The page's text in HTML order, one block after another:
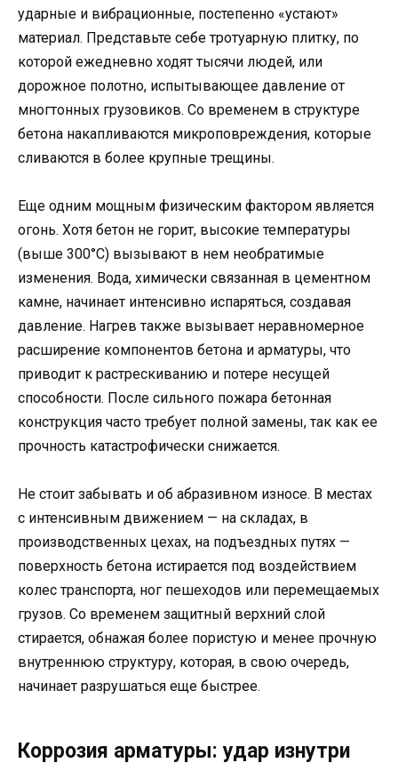
ударные и вибрационные, постепенно «устают»
материал. Представьте себе тротуарную плитку, по
которой ежедневно ходят тысячи людей, или
дорожное полотно, испытывающее давление от
многтонных грузовиков. Со временем в структуре
бетона накапливаются микроповреждения, которые
сливаются в более крупные трещины.
Еще одним мощным физическим фактором является
огонь. Хотя бетон не горит, высокие температуры
(выше 300°C) вызывают в нем необратимые
изменения. Вода, химически связанная в цементном
камне, начинает интенсивно испаряться, создавая
давление. Нагрев также вызывает неравномерное
расширение компонентов бетона и арматуры, что
приводит к растрескиванию и потере несущей
способности. После сильного пожара бетонная
конструкция часто требует полной замены, так как ее
прочность катастрофически снижается.
Не стоит забывать и об абразивном износе. В местах
с интенсивным движением — на складах, в
производственных цехах, на подъездных путях —
поверхность бетона истирается под воздействием
колес транспорта, ног пешеходов или перемещаемых
грузов. Со временем защитный верхний слой
стирается, обнажая более пористую и менее прочную
внутреннюю структуру, которая, в свою очередь,
начинает разрушаться еще быстрее.
Коррозия арматуры: удар изнутри